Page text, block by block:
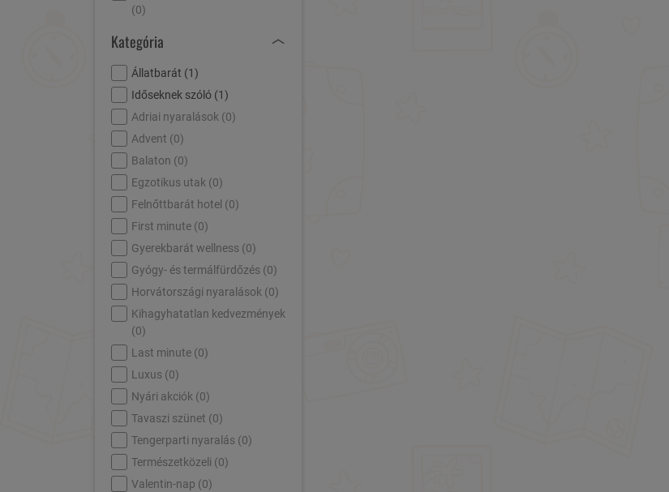
(0)
Kategória
Állatbarát (1)
Időseknek szóló (1)
Adriai nyaralások (0)
Advent (0)
Balaton (0)
Egzotikus utak (0)
Felnőttbarát hotel (0)
First minute (0)
Gyerekbarát wellness (0)
Gyógy- és termálfürdőzés (0)
Horvátországi nyaralások (0)
Kihagyhatatlan kedvezmények
(0)
Last minute (0)
Luxus (0)
Nyári akciók (0)
Tavaszi szünet (0)
Tengerparti nyaralás (0)
Természetközeli (0)
Valentin-nap (0)